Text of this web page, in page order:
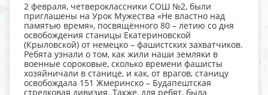
2 февраля, четвероклассники СОШ №2, были
приглашены на Урок Мужества «Не властно над
памятью время», посвящённого 80 – летию со дня
освобождения станицы Екатериновской
(Крыловской) от немецко – фашистских захватчиков.
Ребята узнали о том, как жили наши земляки в
военные сороковые, сколько времени фашисты
хозяйничали в станице, и как, от врагов, станицу
освобождала 151 Жмеринско – Будапештская
стрелковая дивизия. Также, для ребят, была